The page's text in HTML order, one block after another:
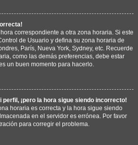
correspondiente a otra zona horaria. Si este
de Usuario y defina su zona horaria de
París, Nueva York, Sydney, etc. Recuerde
como las demás preferencias, debe estar
un buen momento para hacerlo.
perfil, ¡pero la hora sigue siendo incorrecto!
horaria es correcta y la hora sigue siendo
en el servidor es errónea. Por favor
para corregir el problema.